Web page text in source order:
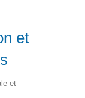
et
et